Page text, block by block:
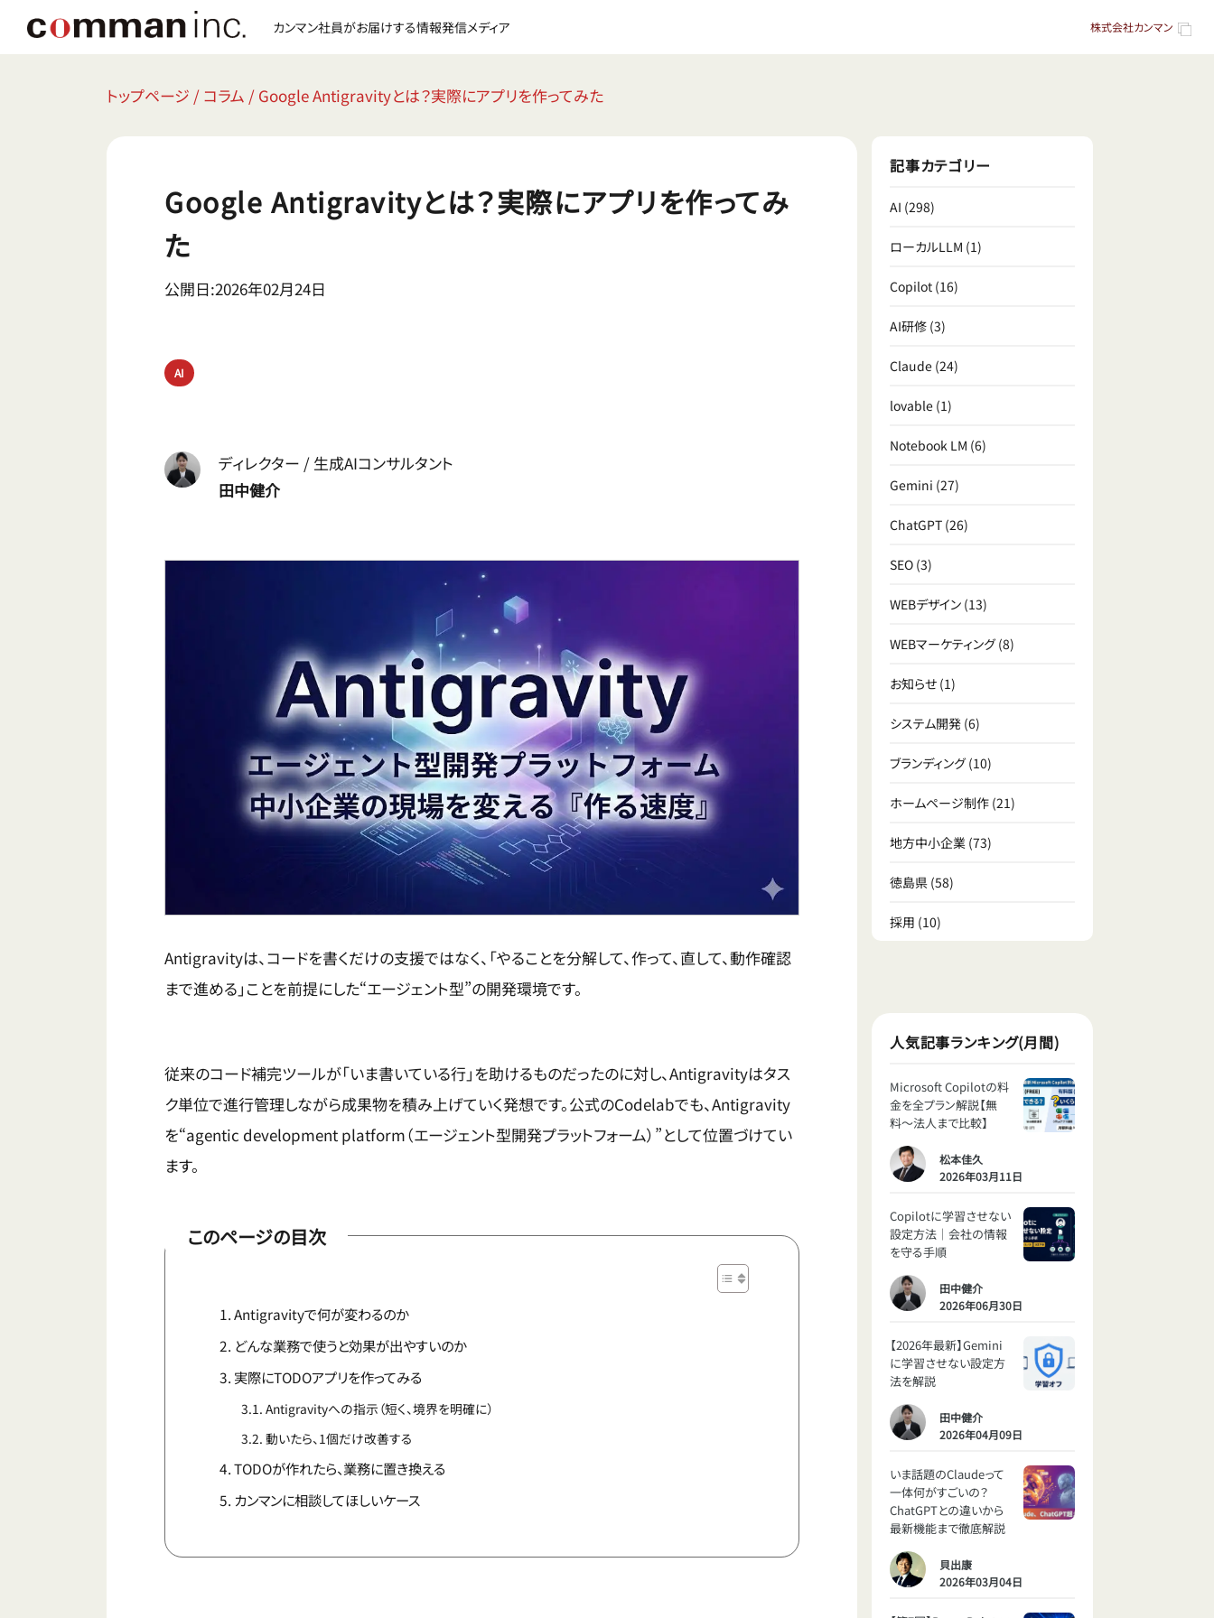
カンマン社員がお届けする情報発信メディア 株式会社カンマン
トップページ / コラム / Google Antigravityとは？実際にアプリを作ってみた
Google Antigravityとは？実際にアプリを作ってみ
た
公開日:2026年02月24日
AI
ディレクター / 生成AIコンサルタント
田中健介
Antigravityは、コードを書くだけの支援ではなく、「やることを分解して、作って、直して、動作確認
まで進める」ことを前提にした“エージェント型”の開発環境です。
従来のコード補完ツールが「いま書いている行」を助けるものだったのに対し、Antigravityはタス
ク単位で進行管理しながら成果物を積み上げていく発想です。公式のCodelabでも、Antigravity
を“agentic development platform（エージェント型開発プラットフォーム）”として位置づけてい
ます。
このページの目次
Antigravityで何が変わるのか
どんな業務で使うと効果が出やすいのか
実際にTODOアプリを作ってみる
Antigravityへの指示（短く、境界を明確に）
動いたら、1個だけ改善する
TODOが作れたら、業務に置き換える
カンマンに相談してほしいケース
記事カテゴリー
AI (298)
ローカルLLM (1)
Copilot (16)
AI研修 (3)
Claude (24)
lovable (1)
Notebook LM (6)
Gemini (27)
ChatGPT (26)
SEO (3)
WEBデザイン (13)
WEBマーケティング(8)
お知らせ (1)
システム開発 (6)
ブランディング(10)
ホームページ制作 (21)
地方中小企業 (73)
徳島県 (58)
採用 (10)
人気記事ランキング(月間)
Microsoft Copilotの料
金を全プラン解説【無
料〜法人まで比較】
松本佳久
2026年03月11日
Copilotに学習させない
設定方法｜会社の情報
を守る手順
田中健介
2026年06月30日
【2026年最新】Gemini
に学習させない設定方
法を解説
田中健介
2026年04月09日
いま話題のClaudeって
一体何がすごいの？
ChatGPTとの違いから
最新機能まで徹底解説
貝出康
2026年03月04日